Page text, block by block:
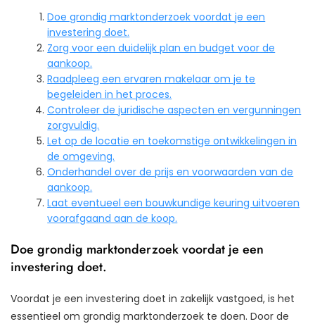
Doe grondig marktonderzoek voordat je een
investering doet.
Zorg voor een duidelijk plan en budget voor de
aankoop.
Raadpleeg een ervaren makelaar om je te
begeleiden in het proces.
Controleer de juridische aspecten en vergunningen
zorgvuldig.
Let op de locatie en toekomstige ontwikkelingen in
de omgeving.
Onderhandel over de prijs en voorwaarden van de
aankoop.
Laat eventueel een bouwkundige keuring uitvoeren
voorafgaand aan de koop.
Doe grondig marktonderzoek voordat je een
investering doet.
Voordat je een investering doet in zakelijk vastgoed, is het
essentieel om grondig marktonderzoek te doen. Door de